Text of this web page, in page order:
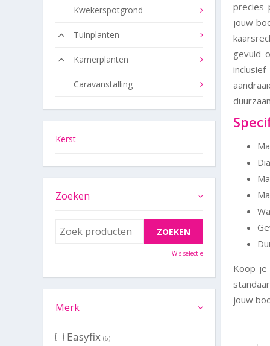
precies
jouw
gevuld
Koop
jouw
Kwekerspotgrond
Tuinplanten
Kamerplanten
Caravanstalling
Kerst
Zoeken
Wis selectie
Merk
Easyfix (6)